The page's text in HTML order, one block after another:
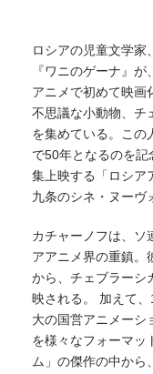
ロシアの児童文学家
『ワニのゲーナ』
アニメで初めて映画
不思議な小動物、チ
を集めている。この
で50年となるのを
集上映する「ロシア
九条のシネ・ヌーヴ
カチャーノフは、ソ
アアニメ界の重鎮。
から、チェブラーシ
映される。 加えて
大の国営アニメーシ
を様々なフォーマッ
ム」の傑作の中から